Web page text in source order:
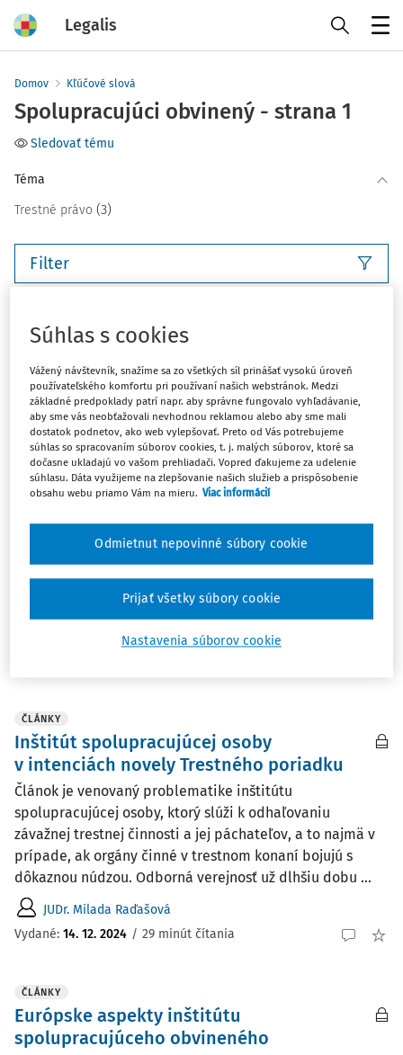
Legalis
Domov Kľúčové slová
Spolupracujúci obvinený - strana 1
Sledovať tému
Téma
Trestné právo (3)
Filter
Najnovšie Najstaršie
ČLÁNKY
Hodnovernosť výpovede
spolupracujúceho obvineného
Autorka sa v predkladanom príspevku sústreďuje na
obvineného, pričom v týchto súvislostiach venuje
osobitnú pozornosť rozhodovacej činnosti tak
vnútroštátnych súdov, ako aj Európskeho súdu pre ľudské
Mgr. Alexandra Mišinová LL.M.
ČLÁNKY
Inštitút spolupracujúcej osoby
v intenciách novely Trestného poriadku
Článok je venovaný problematike inštitútu
spolupracujúcej osoby, ktorý slúži k odhaľovaniu
závažnej trestnej činnosti a jej páchateľov, a to najmä v
prípade, ak orgány činné v trestnom konaní bojujú s
dôkaznou núdzou. Odborná verejnosť už dlhšiu dobu ...
JUDr. Milada Raďašová
Vydané: 14. 12. 2024 / 29 minút čítania
ČLÁNKY
Európske aspekty inštitútu
spolupracujúceho obvineného
Súhlas s cookies
Vážený návštevník, snažíme sa zo všetkých síl prinášať vysokú úroveň
používateľského komfortu pri používaní našich webstránok. Medzi
základné predpoklady patrí napr. aby správne fungovalo vyhľadávanie,
aby sme vás neobťažovali nevhodnou reklamou alebo aby sme mali
dostatok podnetov, ako web vylepšovať. Preto od Vás potrebujeme
súhlas so spracovaním súborov cookies, t. j. malých súborov, ktoré sa
dočasne ukladajú vo vašom prehliadači. Vopred ďakujeme za udelenie
súhlasu. Dáta využijeme na zlepšovanie našich služieb a prispôsobenie
obsahu webu priamo Vám na mieru. Viac informácií
Nastavenia súborov cookie
Odmietnut nepovinné súbory cookie
Prijať všetky súbory cookie